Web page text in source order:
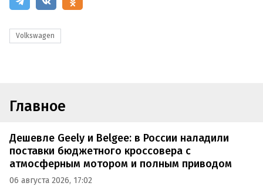
Volkswagen
Главное
Дешевле Geely и Belgee: в России наладили
поставки бюджетного кроссовера с
атмосферным мотором и полным приводом
06 августа 2026, 17:02